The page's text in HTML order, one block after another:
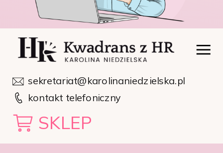
sekretariat@karolinaniedzielska.pl
kontakt telefoniczny
SKLEP